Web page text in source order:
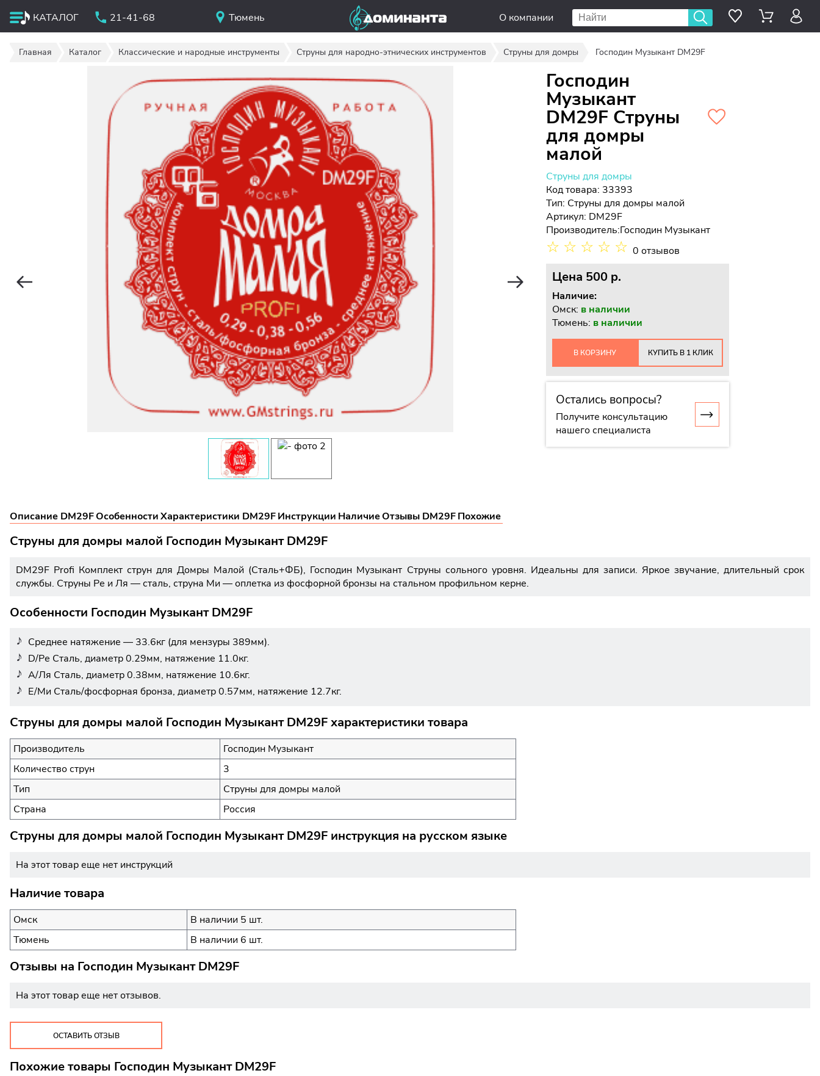
КАТАЛОГ 21-41-68 Тюмень О компании
Главная Каталог Классические и народные инструменты Струны для народно-этнических инструментов Струны для домры Господин Музыкант DM29F
Господин
Музыкант
DM29F Струны
для домры
малой
Струны для домры
Код товара: 33393
Тип: Струны для домры малой
Артикул: DM29F
Производитель:Господин Музыкант
☆ ☆ ☆ ☆ ☆ 0 отзывов
Цена 500 p.
Наличие:
Омск: в наличии
Тюмень: в наличии
В КОРЗИНУ КУПИТЬ В 1 КЛИК
Остались вопросы?
Получите консультацию
нашего специалиста
Описание DM29FОсобенностиХарактеристики DM29FИнструкции НаличиеОтзывы DM29FПохожие
Струны для домры малой Господин Музыкант DM29F
DM29F Profi Комплект струн для Домры Малой (Сталь+ФБ), Господин Музыкант Струны сольного уровня. Идеальны для записи. Яркое звучание, длительный срок
службы. Струны Ре и Ля — сталь, струна Ми — оплетка из фосфорной бронзы на стальном профильном керне.
Особенности Господин Музыкант DM29F
Среднее натяжение — 33.6кг (для мензуры 389мм).
D/Ре Сталь, диаметр 0.29мм, натяжение 11.0кг.
А/Ля Сталь, диаметр 0.38мм, натяжение 10.6кг.
Е/Ми Сталь/фосфорная бронза, диаметр 0.57мм, натяжение 12.7кг.
Струны для домры малой Господин Музыкант DM29F характеристики товара
Производитель
Господин Музыкант
Количество струн
3
Тип
Струны для домры малой
Страна
Россия
Струны для домры малой Господин Музыкант DM29F инструкция на русском языке
На этот товар еще нет инструкций
Наличие товара
Омск
В наличии 5 шт.
Тюмень
В наличии 6 шт.
Отзывы на Господин Музыкант DM29F
На этот товар еще нет отзывов.
ОСТАВИТЬ ОТЗЫВ
Похожие товары Господин Музыкант DM29F